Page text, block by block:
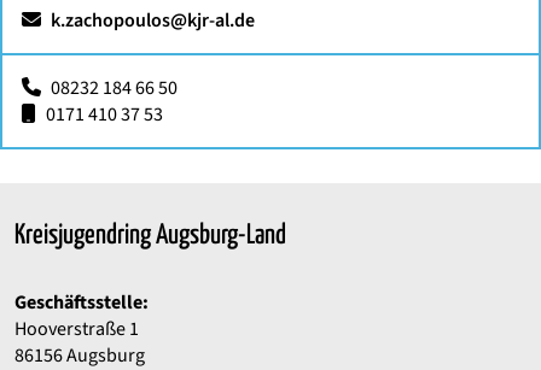
k.zachopoulos@kjr-al.de
08232 184 66 50
0171 410 37 53
Kreisjugendring Augsburg-Land
Geschäftsstelle:
Hooverstraße 1
86156 Augsburg